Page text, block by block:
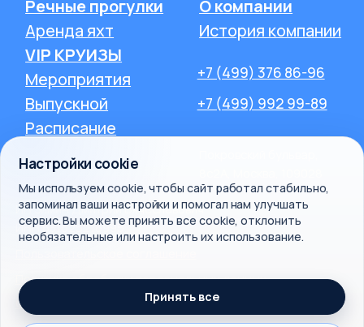
Настройки cookie
Мы используем cookie, чтобы сайт работал стабильно,
запоминал ваши настройки и помогал нам улучшать
сервис. Вы можете принять все cookie, отклонить
необязательные или настроить их использование.
Принять все